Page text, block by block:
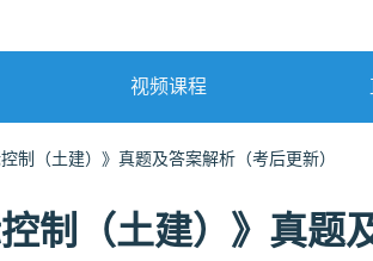
视频课程
制（土建）》真题及答案解析（考后更新）
制（土建）》真题